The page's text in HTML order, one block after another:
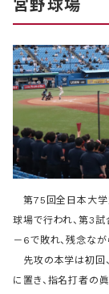
宮野球場
第75回全日本大学
球場で行われ、第3
－6で敗れ、残念なが
先攻の本学は初回
に置き、指名打者の